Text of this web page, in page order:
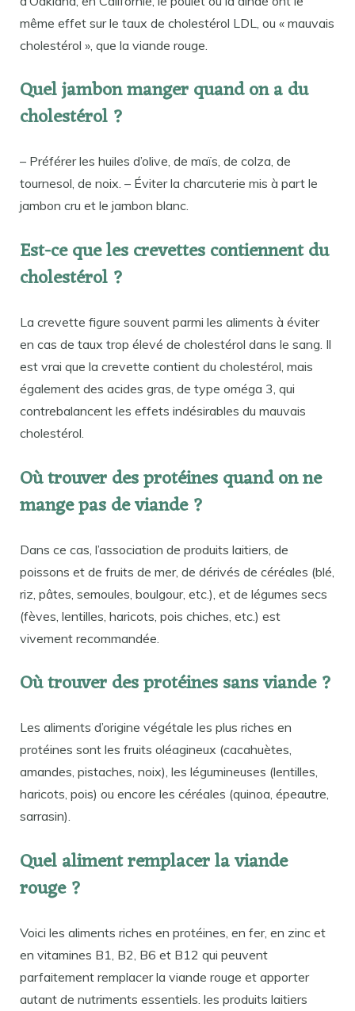
même effet sur le taux de cholestérol LDL, ou « mauvais
cholestérol », que la viande rouge.
Quel jambon manger quand on a du
cholestérol ?
– Préférer les huiles d’olive, de maïs, de colza, de
tournesol, de noix. – Éviter la charcuterie mis à part le
jambon cru et le jambon blanc.
Est-ce que les crevettes contiennent du
cholestérol ?
La crevette figure souvent parmi les aliments à éviter
en cas de taux trop élevé de cholestérol dans le sang. Il
est vrai que la crevette contient du cholestérol, mais
également des acides gras, de type oméga 3, qui
contrebalancent les effets indésirables du mauvais
cholestérol.
Où trouver des protéines quand on ne
mange pas de viande ?
Dans ce cas, l’association de produits laitiers, de
poissons et de fruits de mer, de dérivés de céréales (blé,
riz, pâtes, semoules, boulgour, etc.), et de légumes secs
(fèves, lentilles, haricots, pois chiches, etc.) est
vivement recommandée.
Où trouver des protéines sans viande ?
Les aliments d’origine végétale les plus riches en
protéines sont les fruits oléagineux (cacahuètes,
amandes, pistaches, noix), les légumineuses (lentilles,
haricots, pois) ou encore les céréales (quinoa, épeautre,
sarrasin).
Quel aliment remplacer la viande
rouge ?
Voici les aliments riches en protéines, en fer, en zinc et
en vitamines B1, B2, B6 et B12 qui peuvent
parfaitement remplacer la viande rouge et apporter
autant de nutriments essentiels. les produits laitiers